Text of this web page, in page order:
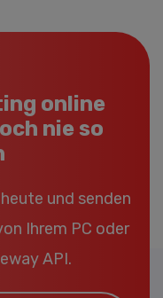
online
nie so
und senden
Ihrem PC oder
API.